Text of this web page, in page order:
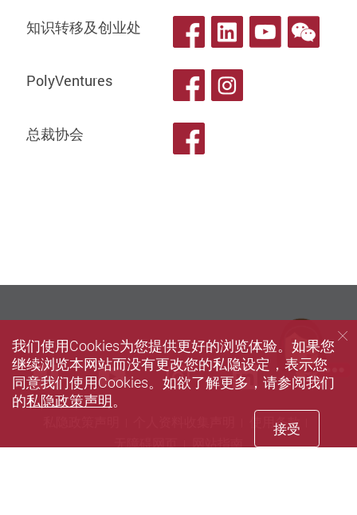
知识转移及创业处
PolyVentures
总裁协会
使用条款
无障碍网页
网站指南
FacebookYoutubeinstagramLinkedIn
我们使用Cookies为您提供更好的浏览体验。如果您
继续浏览本网站而没有更改您的私隐设定，表示您
同意我们使用Cookies。如欲了解更多，请参阅我们
的私隐政策声明。
接受